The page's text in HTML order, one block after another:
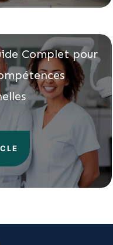
Complet pour